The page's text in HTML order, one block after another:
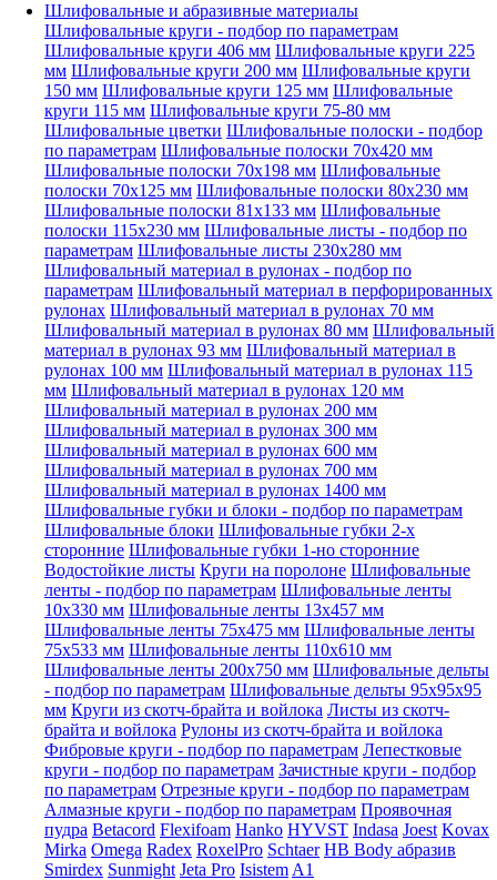
Шлифовальные и абразивные материалы
Шлифовальные круги - подбор по параметрам
Шлифовальные круги 406 мм Шлифовальные круги 225
мм Шлифовальные круги 200 мм Шлифовальные круги
150 мм Шлифовальные круги 125 мм Шлифовальные
круги 115 мм Шлифовальные круги 75-80 мм
Шлифовальные цветки Шлифовальные полоски - подбор
по параметрам Шлифовальные полоски 70x420 мм
Шлифовальные полоски 70x198 мм Шлифовальные
полоски 70x125 мм Шлифовальные полоски 80x230 мм
Шлифовальные полоски 81x133 мм Шлифовальные
полоски 115x230 мм Шлифовальные листы - подбор по
параметрам Шлифовальные листы 230x280 мм
Шлифовальный материал в рулонах - подбор по
параметрам Шлифовальный материал в перфорированных
рулонах Шлифовальный материал в рулонах 70 мм
Шлифовальный материал в рулонах 80 мм Шлифовальный
материал в рулонах 93 мм Шлифовальный материал в
рулонах 100 мм Шлифовальный материал в рулонах 115
мм Шлифовальный материал в рулонах 120 мм
Шлифовальный материал в рулонах 200 мм
Шлифовальный материал в рулонах 300 мм
Шлифовальный материал в рулонах 600 мм
Шлифовальный материал в рулонах 700 мм
Шлифовальный материал в рулонах 1400 мм
Шлифовальные губки и блоки - подбор по параметрам
Шлифовальные блоки Шлифовальные губки 2-х
сторонние Шлифовальные губки 1-но сторонние
Водостойкие листы Круги на поролоне Шлифовальные
ленты - подбор по параметрам Шлифовальные ленты
10x330 мм Шлифовальные ленты 13x457 мм
Шлифовальные ленты 75x475 мм Шлифовальные ленты
75x533 мм Шлифовальные ленты 110x610 мм
Шлифовальные ленты 200x750 мм Шлифовальные дельты
- подбор по параметрам Шлифовальные дельты 95x95x95
мм Круги из скотч-брайта и войлока Листы из скотч-
брайта и войлока Рулоны из скотч-брайта и войлока
Фибровые круги - подбор по параметрам Лепестковые
круги - подбор по параметрам Зачистные круги - подбор
по параметрам Отрезные круги - подбор по параметрам
Алмазные круги - подбор по параметрам Проявочная
пудра Betacord Flexifoam Hanko HYVST Indasa Joest Kovax
Mirka Omega Radex RoxelPro Schtaer HB Body абразив
Smirdex Sunmight Jeta Pro Isistem A1